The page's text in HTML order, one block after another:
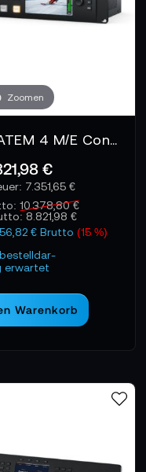
Zoomen
Blackmagic ATEM 4 M/E Constellation 4K
€
7.351,65 €
10.378,80 €
8.821,98 €
€ Brutto (15 %)
erwartet
Warenkorb